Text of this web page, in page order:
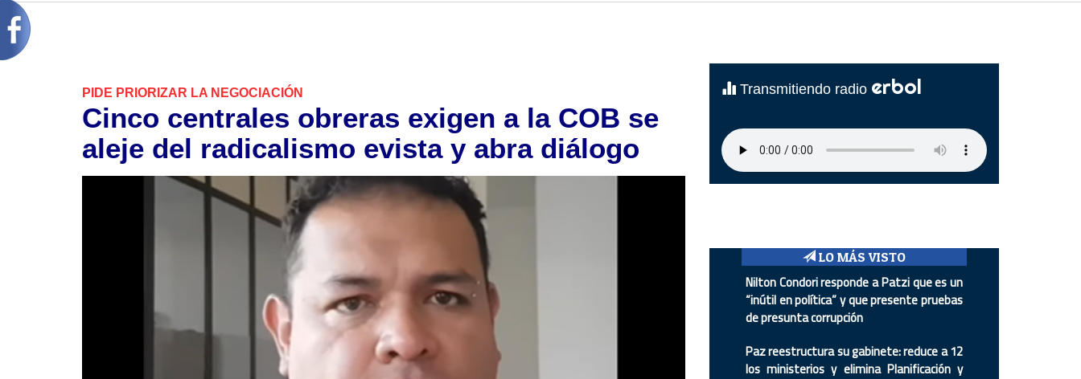
PIDE PRIORIZAR LA NEGOCIACIÓN
Cinco centrales obreras exigen a la COB se
aleje del radicalismo evista y abra diálogo
Transmitiendo radio erbol
LO MÁS VISTO
Nilton Condori responde a Patzi que es un
“inútil en política” y que presente pruebas
de presunta corrupción
Paz reestructura su gabinete: reduce a 12
los ministerios y elimina Planificación y